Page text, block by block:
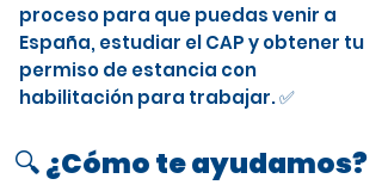
proceso para que puedas venir a
España, estudiar el CAP y obtener tu
permiso de estancia con
habilitación para trabajar. ✅
🔍 ¿Cómo te ayudamos?